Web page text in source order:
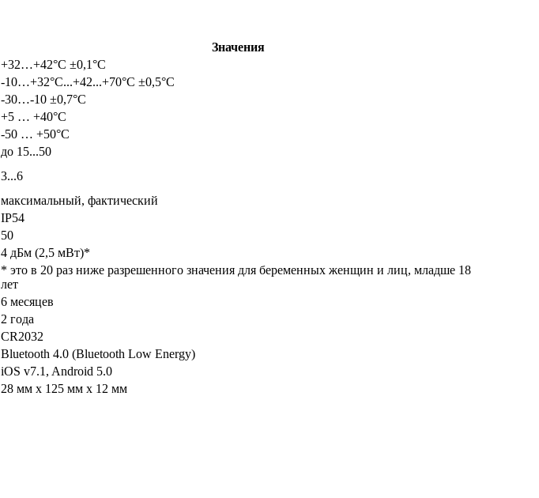
Значения
+32…+42°С ±0,1°С
-10…+32°С...+42...+70°С ±0,5°С
-30…-10 ±0,7°С
+5 … +40°С
-50 … +50°С
до 15...50
3...6
максимальный, фактический
IP54
50
4 дБм (2,5 мВт)*
* это в 20 раз ниже разрешенного значения для беременных женщин и лиц, младше 18
лет
6 месяцев
2 года
CR2032
Bluetooth 4.0 (Bluetooth Low Energy)
iOS v7.1, Android 5.0
28 мм x 125 мм x 12 мм